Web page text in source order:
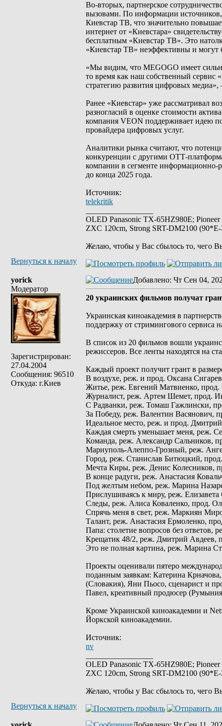
Во-вторых, партнерское
вызовами. По информации источников,
Киевстар ТВ, что значительно
интернет от «Киевстара»
бесплатным «Киевстар ТВ». Это
«Киевстар ТВ» неэффективны и могут
«Мы видим, что MEGOGO имеет
то время как наш собственный сервис
стратегию развития цифровых
Ранее «Киевстар» уже рассматривал
разногласий в оценке стоимости
компания VEON поддерживает идею
провайдера цифровых услуг.
Аналитики рынка считают, что
конкуренции с другими ОТТ-
компании в сегменте информационно-
до конца 2025 года.
Источник:
telekritik
OLED Panasonic TX-65HZ980E;
ZXC 120cm, Strong SRT-DM2100
Желаю, чтобы у Вас сбылось то, чего
Вернуться к началу
yorick
Модератор
Зарегистрирован:
27.04.2004
Сообщения: 96510
Откуда: г.Киев
Добавлено: Чт Сен 04,
20 украинских фильмов получат
Украинская киноакадемия в
поддержку от стримингового сервиса
В список из 20 фильмов вошли
режиссеров. Все ленты находятся на
Каждый проект получит грант в
В воздухе, реж. и прод. Оксана
Житье, реж. Евгений Матвиенко,
Журналист, реж. Артем Шемет, прод.
С Радванки, реж. Томаш Гажлински,
За Победу, реж. Валентин Васянович,
Идеальное место, реж. и прод.
Каждая смерть уменьшает меня, реж.
Команда, реж. Александр Сальников,
Мариуполь-Алеппо-Грозный, реж.
Город, реж. Станислав Битюцкий,
Мечта Киры, реж. Денис Колесников,
В конце радуги, реж. Анастасия
Под желтым небом, реж. Марина
Прислушиваясь к миру, реж.
Следы, реж. Алиса Коваленко, прод.
Спрячь меня в свет, реж. Маркиян
Талант, реж. Анастасия Ермоленко,
Папа: столетие вопросов без ответов,
Крещатик 48/2, реж. Дмитрий Авдеев,
Это не полная картина, реж. Марина
Проекты оценивали пятеро
поданным заявкам: Катерина
(Словакия), Яни Пьосо, сценарист и
Павел, креативный продюсер
Кроме Украинской киноакадемии и
Йоркской киноакадемии.
Источник:
nv
OLED Panasonic TX-65HZ980E;
ZXC 120cm, Strong SRT-DM2100
Желаю, чтобы у Вас сбылось то, чего
Вернуться к началу